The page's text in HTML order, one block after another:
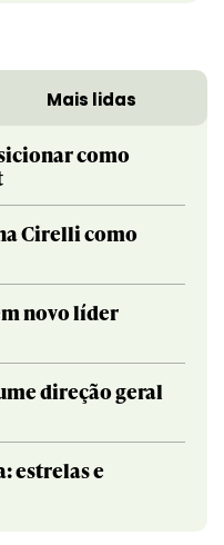
Mais lidas
como
Cirelli como
novo líder
direção geral
estrelas e